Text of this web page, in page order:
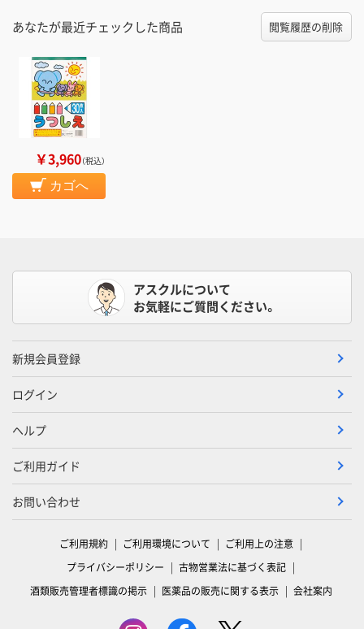
あなたが最近チェックした商品 閲覧履歴の削除
￥3,960（税込）
カゴへ
アスクルについて
お気軽にご質問ください。
新規会員登録
ログイン
ヘルプ
ご利用ガイド
お問い合わせ
ご利用規約 ご利用環境について
ご利用上の注意
プライバシーポリシー
古物営業法に基づく表記
酒類販売管理者標識の掲示
医薬品の販売に関する表示 会社案内